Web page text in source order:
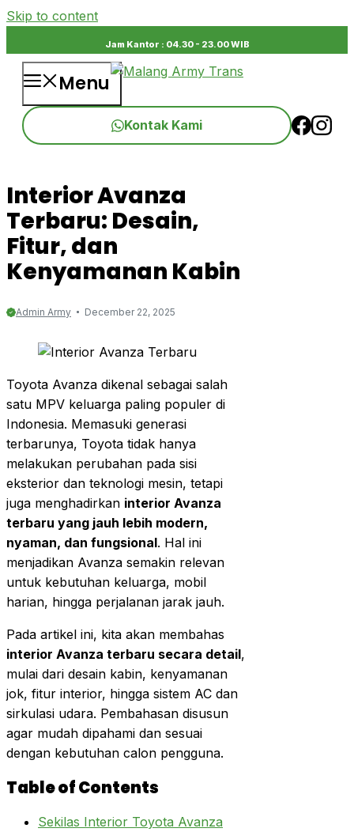
Skip to content
Jam Kantor : 04.30 - 23.00 WIB
Menu
Kontak Kami
Interior Avanza
Terbaru: Desain,
Fitur, dan
Kenyamanan Kabin
Admin Army December 22, 2025
Toyota Avanza dikenal sebagai salah
satu MPV keluarga paling populer di
Indonesia. Memasuki generasi
terbarunya, Toyota tidak hanya
melakukan perubahan pada sisi
eksterior dan teknologi mesin, tetapi
juga menghadirkan interior Avanza
terbaru yang jauh lebih modern,
nyaman, dan fungsional. Hal ini
menjadikan Avanza semakin relevan
untuk kebutuhan keluarga, mobil
harian, hingga perjalanan jarak jauh.
Pada artikel ini, kita akan membahas
interior Avanza terbaru secara detail,
mulai dari desain kabin, kenyamanan
jok, fitur interior, hingga sistem AC dan
sirkulasi udara. Pembahasan disusun
agar mudah dipahami dan sesuai
dengan kebutuhan calon pengguna.
Table of Contents
Sekilas Interior Toyota Avanza